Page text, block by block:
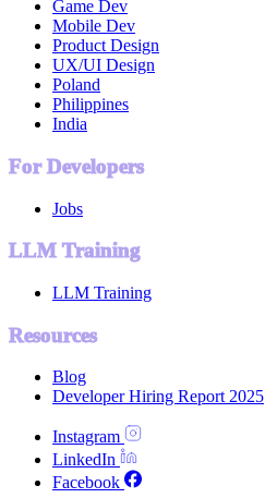
Game Dev
Mobile Dev
Product Design
UX/UI Design
Poland
Philippines
India
For Developers
Jobs
LLM Training
LLM Training
Resources
Blog
Developer Hiring Report 2025
Instagram
LinkedIn
Facebook